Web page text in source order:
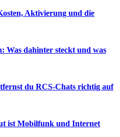
Aktivierung und die
Was dahinter steckt und was
du RCS-Chats richtig auf
ist Mobilfunk und Internet